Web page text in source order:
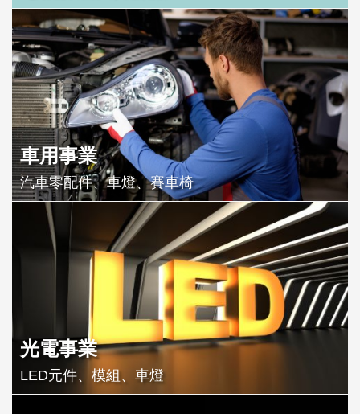
車用事業
汽車零配件、車燈、賽車椅
光電事業
LED元件、模組、車燈